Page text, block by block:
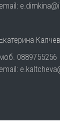
email:
Екатерина
моб. 0889755256
email: